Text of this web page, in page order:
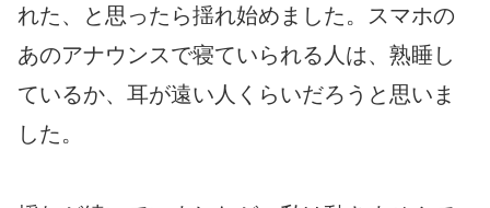
れた、と思ったら揺れ始めました。スマホの
あのアナウンスで寝ていられる人は、熟睡し
ているか、耳が遠い人くらいだろうと思いま
した。